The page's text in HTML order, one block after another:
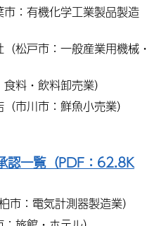
：有機化学工業製品製造
松戸市：一般産業用機械・
料・飲料卸売業）
市川市：鮮魚小売業）
認一覧（PDF：62.8K
：電気計測器製造業）